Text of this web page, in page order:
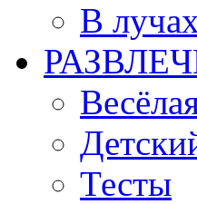
В
Тесты